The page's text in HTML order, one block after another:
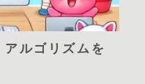
ルゴリズムを